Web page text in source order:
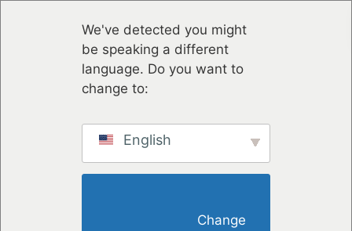
We've detected you might
be speaking a different
language. Do you want to
change to:
English